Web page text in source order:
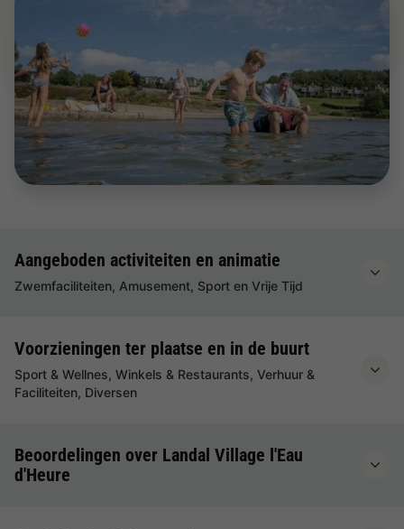
Aangeboden activiteiten en animatie
Zwemfaciliteiten, Amusement, Sport en Vrije Tijd
Voorzieningen ter plaatse en in de buurt
Sport & Wellnes, Winkels & Restaurants, Verhuur &
Faciliteiten, Diversen
Beoordelingen over Landal Village l'Eau
d'Heure